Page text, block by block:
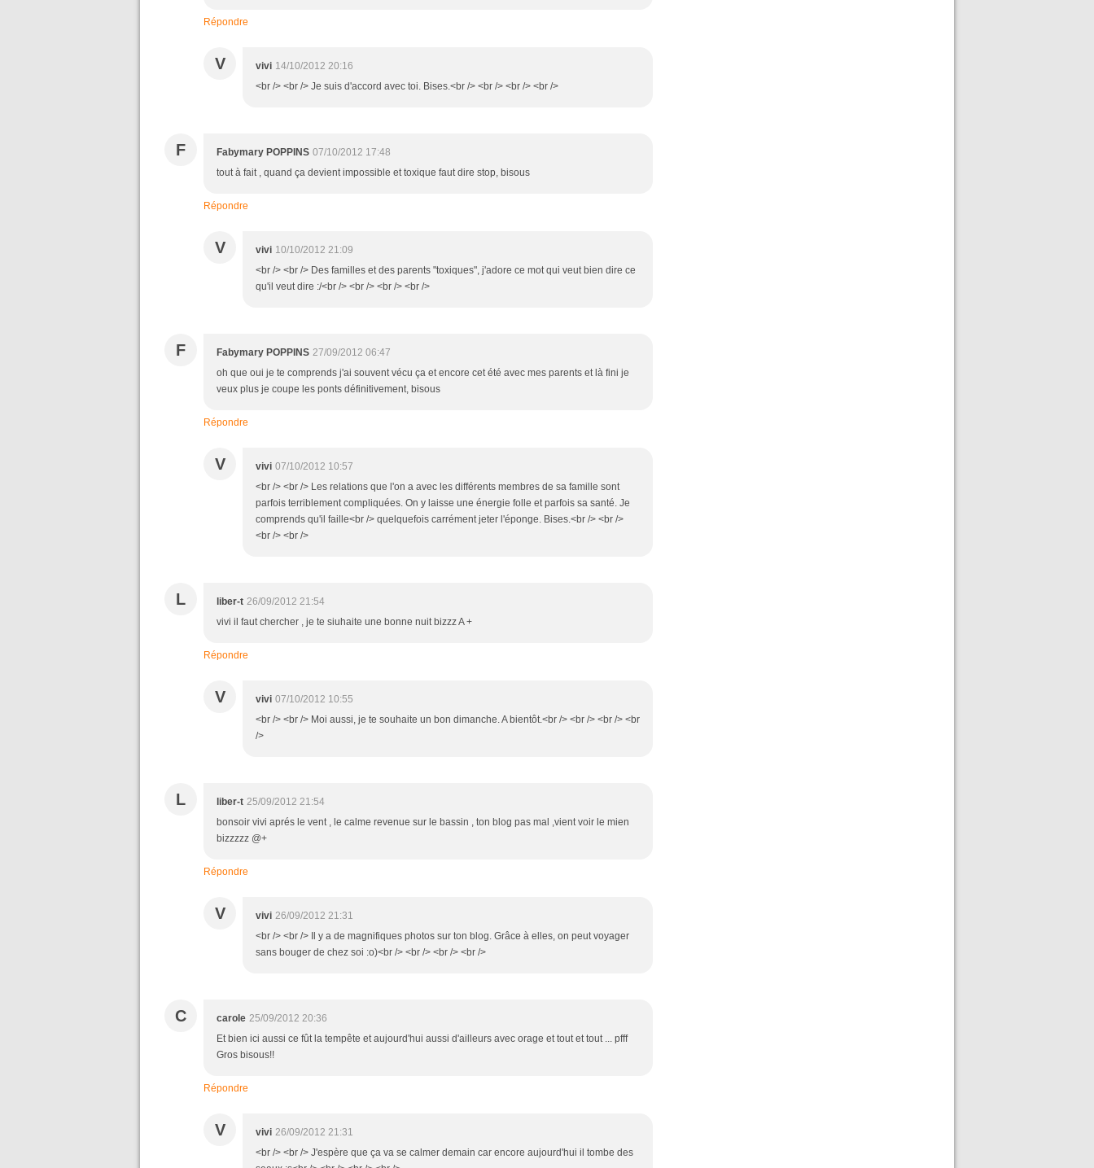
Répondre
V vivi 14/10/2012 20:16
<br /> <br /> Je suis d'accord avec toi. Bises.<br /> <br /> <br /> <br />
F Fabymary POPPINS 07/10/2012 17:48
tout à fait , quand ça devient impossible et toxique faut dire stop, bisous
Répondre
V vivi 10/10/2012 21:09
<br /> <br /> Des familles et des parents "toxiques", j'adore ce mot qui veut bien dire ce
qu'il veut dire :/<br /> <br /> <br /> <br />
F Fabymary POPPINS 27/09/2012 06:47
oh que oui je te comprends j'ai souvent vécu ça et encore cet été avec mes parents et là fini je
veux plus je coupe les ponts définitivement, bisous
Répondre
V vivi 07/10/2012 10:57
<br /> <br /> Les relations que l'on a avec les différents membres de sa famille sont
parfois terriblement compliquées. On y laisse une énergie folle et parfois sa santé. Je
comprends qu'il faille<br /> quelquefois carrément jeter l'éponge. Bises.<br /> <br />
<br /> <br />
L liber-t 26/09/2012 21:54
vivi il faut chercher , je te siuhaite une bonne nuit bizzz A +
Répondre
V vivi 07/10/2012 10:55
<br /> <br /> Moi aussi, je te souhaite un bon dimanche. A bientôt.<br /> <br /> <br /> <br
/>
L liber-t 25/09/2012 21:54
bonsoir vivi aprés le vent , le calme revenue sur le bassin , ton blog pas mal ,vient voir le mien
bizzzzz @+
Répondre
V vivi 26/09/2012 21:31
<br /> <br /> Il y a de magnifiques photos sur ton blog. Grâce à elles, on peut voyager
sans bouger de chez soi :o)<br /> <br /> <br /> <br />
C carole 25/09/2012 20:36
Et bien ici aussi ce fût la tempête et aujourd'hui aussi d'ailleurs avec orage et tout et tout ... pfff
Gros bisous!!
Répondre
V vivi 26/09/2012 21:31
<br /> <br /> J'espère que ça va se calmer demain car encore aujourd'hui il tombe des